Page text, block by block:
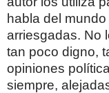
habla del
arriesgadas. No
tan poco digno,
opiniones
siempre,